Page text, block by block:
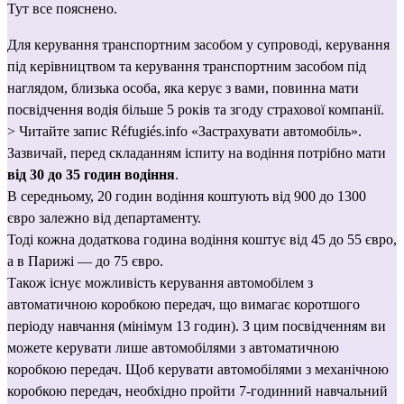
Тут все пояснено.
Для керування транспортним засобом у супроводі, керування
під керівництвом та керування транспортним засобом під
наглядом, близька особа, яка керує з вами, повинна мати
посвідчення водія більше 5 років та згоду страхової компанії.
> Читайте запис Réfugiés.info «Застрахувати автомобіль».
від 30 до 35 годин водіння.
В середньому, 20 годин водіння коштують від 900 до 1300
євро залежно від департаменту.
Тоді кожна додаткова година водіння коштує від 45 до 55 євро,
а в Парижі — до 75 євро.
Також існує можливість керування автомобілем з
автоматичною коробкою передач, що вимагає коротшого
періоду навчання (мінімум 13 годин). З цим посвідченням ви
можете керувати лише автомобілями з автоматичною
коробкою передач. Щоб керувати автомобілями з механічною
коробкою передач, необхідно пройти 7-годинний навчальний